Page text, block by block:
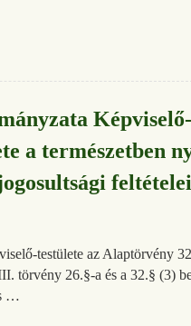
a természetben
testülete az Alaptörvény
törvény 26.§-a és a 32.§ (3)
…